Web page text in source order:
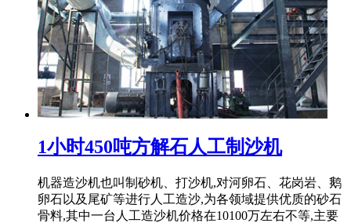
1小时450吨方解石人工制沙机
机器造沙机也叫制砂机、打沙机,对河卵石、花岗岩、鹅
卵石以及尾矿等进行人工造沙,为各领域提供优质的砂石
骨料,其中一台人工造沙机价格在10100万左右不等,主要